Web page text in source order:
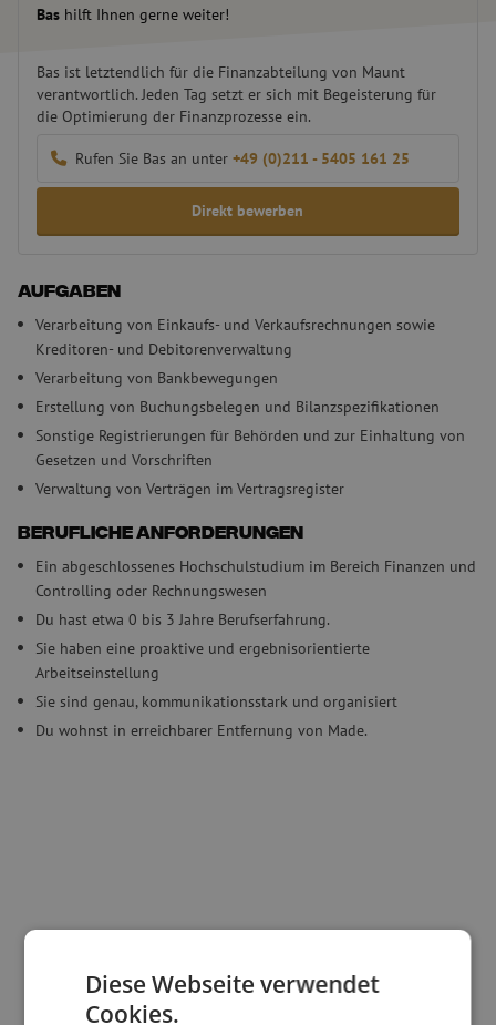
Bas hilft Ihnen gerne weiter!
Bas ist letztendlich für die Finanzabteilung von Maunt
verantwortlich. Jeden Tag setzt er sich mit Begeisterung für
die Optimierung der Finanzprozesse ein.
Rufen Sie Bas an unter +49 (0)211 - 5405 161 25
Direkt bewerben
Aufgaben
Verarbeitung von Einkaufs- und Verkaufsrechnungen sowie
Kreditoren- und Debitorenverwaltung
Verarbeitung von Bankbewegungen
Erstellung von Buchungsbelegen und Bilanzspezifikationen
Sonstige Registrierungen für Behörden und zur Einhaltung von
Gesetzen und Vorschriften
Verwaltung von Verträgen im Vertragsregister
Berufliche Anforderungen
Ein abgeschlossenes Hochschulstudium im Bereich Finanzen und
Controlling oder Rechnungswesen
Du hast etwa 0 bis 3 Jahre Berufserfahrung.
Sie haben eine proaktive und ergebnisorientierte
Arbeitseinstellung
Sie sind genau, kommunikationsstark und organisiert
Du wohnst in erreichbarer Entfernung von Made.
Diese Webseite verwendet
Cookies.